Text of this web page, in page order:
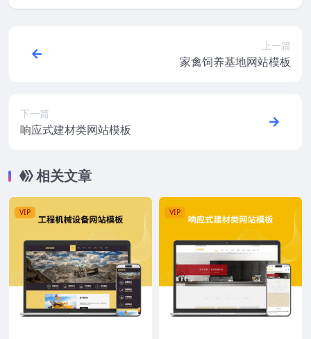
上一篇
家禽饲养基地网站模板
下一篇
响应式建材类网站模板
相关文章
VIP VIP